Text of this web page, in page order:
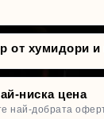
от хумидори и
ниска цена
най-добрата